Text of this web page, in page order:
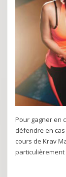
Pour gagner en
défendre en
cours de Krav